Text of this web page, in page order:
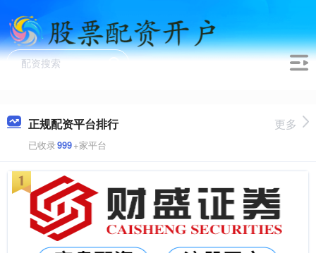
正规配资平台排行
已收录999+家平台
更多